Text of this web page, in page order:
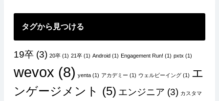
タグから見つける
19卒(3) 20卒(1) 21卒(1) Android(1) Engagement Run! (1) pxtx (1)
wevox (8) yenta(1) アカデミー (1) ウェルビーイング(1) エ
ンゲージメント (5) エンジニア (3) カスタマ